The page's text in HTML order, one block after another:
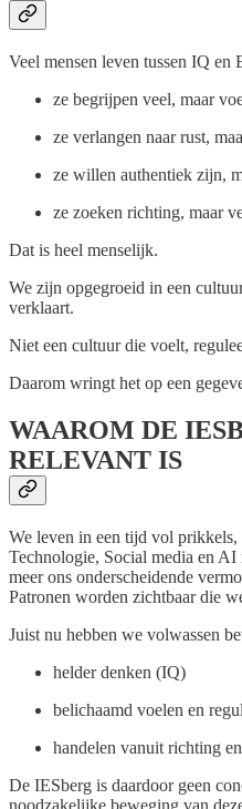
Veel mensen leven tussen IQ en
ze begrijpen veel, maar
ze verlangen naar rust,
ze willen authentiek zijn,
ze zoeken richting, maar
Dat is heel menselijk.
We zijn opgegroeid in een
verklaart.
Niet een cultuur die voelt,
Daarom wringt het op een
WAAROM DE
RELEVANT IS
We leven in een tijd vol
Technologie, Social media en
meer ons onderscheidende
Patronen worden zichtbaar die
Juist nu hebben we volwassen
helder denken (IQ)
belichaamd voelen en
handelen vanuit richting
De IESberg is daardoor geen
noodzakelijke beweging van